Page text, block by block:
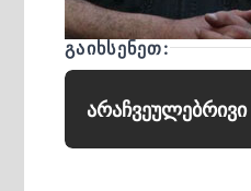
ᲒᲐᲘᲮᲡᲔᲜᲔᲗ: